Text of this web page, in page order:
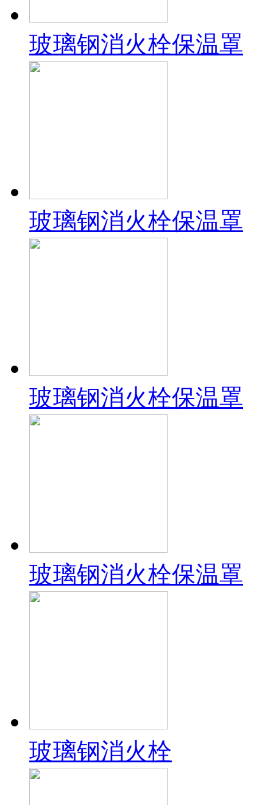
玻璃钢消火栓保温罩
玻璃钢消火栓保温罩
玻璃钢消火栓保温罩
玻璃钢消火栓保温罩
玻璃钢消火栓